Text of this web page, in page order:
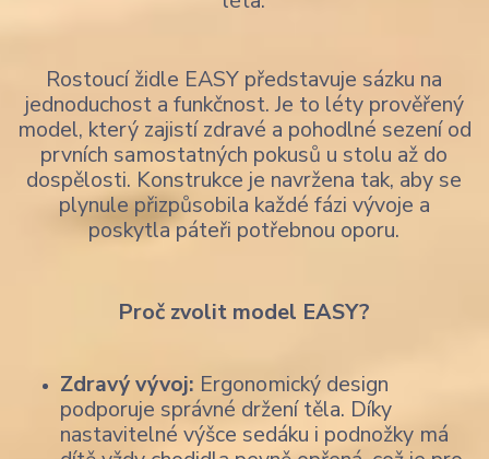
Rostoucí židle EASY představuje sázku na
jednoduchost a funkčnost. Je to léty prověřený
model, který zajistí zdravé a pohodlné sezení od
prvních samostatných pokusů u stolu až do
dospělosti. Konstrukce je navržena tak, aby se
plynule přizpůsobila každé fázi vývoje a
poskytla páteři potřebnou oporu.
Proč zvolit model EASY?
Zdravý vývoj: Ergonomický design
podporuje správné držení těla. Díky
nastavitelné výšce sedáku i podnožky má